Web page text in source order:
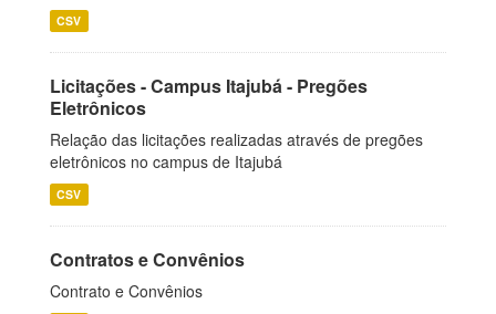
CSV
Licitações - Campus Itajubá - Pregões
Eletrônicos
Relação das licitações realizadas através de pregões
eletrônicos no campus de Itajubá
CSV
Contratos e Convênios
Contrato e Convênios